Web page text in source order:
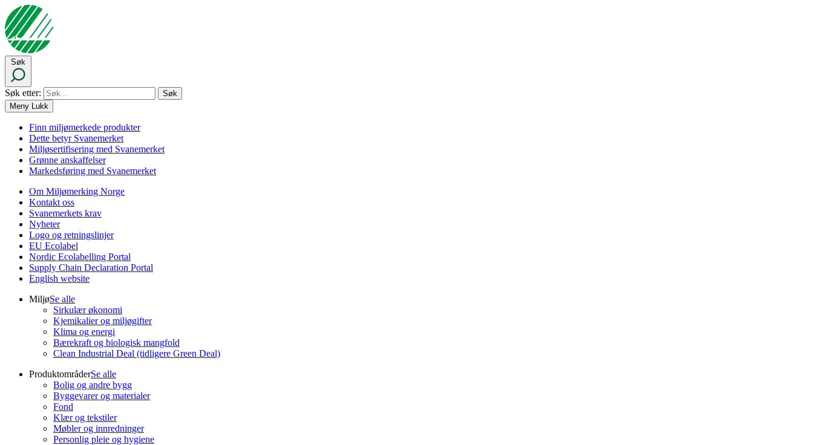
Søk
Søk etter:
Meny Lukk
Finn miljømerkede produkter
Dette betyr Svanemerket
Miljøsertifisering med Svanemerket
Grønne anskaffelser
Markedsføring med Svanemerket
Om Miljømerking Norge
Kontakt oss
Svanemerkets krav
Nyheter
Logo og retningslinjer
EU Ecolabel
Nordic Ecolabelling Portal
Supply Chain Declaration Portal
English website
MiljøSe alle
Sirkulær økonomi
Kjemikalier og miljøgifter
Klima og energi
Bærekraft og biologisk mangfold
Clean Industrial Deal (tidligere Green Deal)
ProduktområderSe alle
Bolig og andre bygg
Byggevarer og materialer
Fond
Klær og tekstiler
Møbler og innredninger
Personlig pleie og hygiene